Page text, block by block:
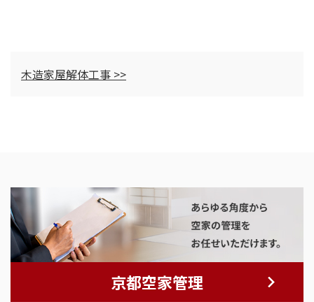
木造家屋解体工事 >>
京都空家管理